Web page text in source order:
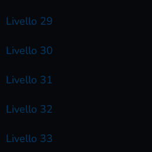
Livello 29
Livello 30
Livello 31
Livello 32
Livello 33